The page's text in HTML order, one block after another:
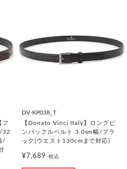
フ
32
/
DV-KP038_T
【Donato Vinci Italy】ロングピ
ンバックルベルト 3.0sm幅/ブラ
ック(ウエスト130cmまで対応)
¥7,689 税込